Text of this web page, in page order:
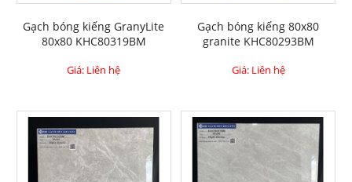
Gạch bóng kiếng GranyLite
80x80 KHC80319BM
Giá: Liên hệ
Gạch bóng kiếng 80x80
granite KHC80293BM
Giá: Liên hệ